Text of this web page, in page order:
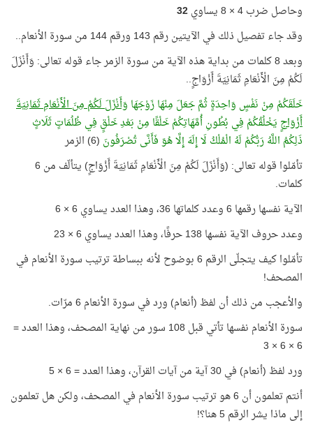
وحاصل ضرب 4 × 8 يساوي
32
وقد جاء تفصيل ذلك في الآيتين رقم 143 ورقم 144 من سورة الأنعام..
وبعد 8 كلمات من بداية هذه الآية من سورة الزمر جاء قوله تعالى: وَأَنْزَلَ
لَكُمْ مِنَ الْأَنْعَامِ ثَمَانِيَةَ أَزْوَاجٍ..
خَلَقَكُمْ مِنْ نَفْسٍ وَاحِدَةٍ ثُمَّ جَعَلَ مِنْهَا زَوْجَهَا وَأَنْزَلَ لَكُمْ مِنَ الْأَنْعَامِ ثَمَانِيَةَ
أَزْوَاجٍ يَخْلُقُكُمْ فِي بُطُونِ أُمَّهَاتِكُمْ خَلْقًا مِنْ بَعْدِ خَلْقٍ فِي ظُلُمَاتٍ ثَلَاثٍ
ذَلِكُمُ اللَّهُ رَبُّكُمْ لَهُ الْمُلْكُ لَا إِلَهَ إِلَّا هُوَ فَأَنَّى تُصْرَفُونَ (6) الزمر
تأمّلوا قوله تعالى: (وَأَنْزَلَ لَكُمْ مِنَ الْأَنْعَامِ ثَمَانِيَةَ أَزْوَاجٍ) يتألّف من 6
كلمات.
الآية نفسها رقمها 6 وعدد كلماتها 36، وهذا العدد يساوي 6 × 6
وعدد حروف الآية نفسها 138 حرفًا، وهذا العدد يساوي 6 × 23
تأمّلوا كيف يتجلّى الرقم 6 بوضوح لأنه ببساطة ترتيب سورة الأنعام في
المصحف!
والأعجب من ذلك أن لفظ (أنعام) ورد في سورة الأنعام 6 مرّات.
سورة الأنعام نفسها تأتي قبل 108 سور من نهاية المصحف، وهذا العدد =
6 × 6 × 3
ورد لفظ (أنعام) في 30 آية من آيات القرآن، وهذا العدد = 6 × 5
أنتم تعلمون أن 6 هو ترتيب سورة الأنعام في المصحف، ولكن هل تعلمون
إلى ماذا يشر الرقم 5 هنا؟!